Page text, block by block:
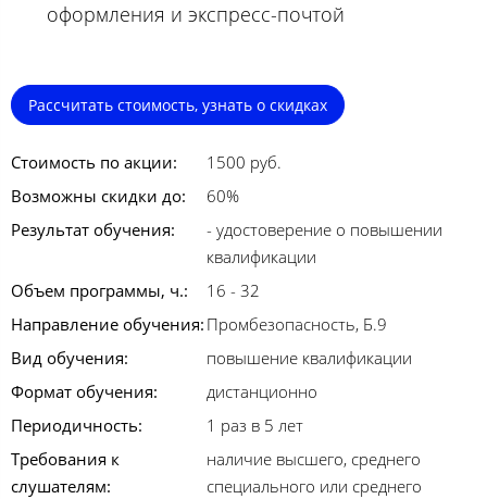
оформления и экспресс-почтой
Рассчитать стоимость, узнать о скидках
Стоимость по акции:
1500 руб.
Возможны скидки до:
60%
Результат обучения:
- удостоверение о повышении
квалификации
Объем программы, ч.:
16 - 32
Направление обучения: Промбезопасность, Б.9
Вид обучения:
повышение квалификации
Формат обучения:
дистанционно
Периодичность:
1 раз в 5 лет
Требования к
слушателям:
наличие высшего, среднего
специального или среднего